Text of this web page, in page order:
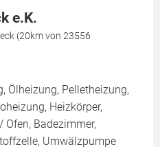
e.K.
(20km von 23556
Ölheizung, Pelletheizung,
Heizkörper,
Ofen, Badezimmer,
Umwälzpumpe